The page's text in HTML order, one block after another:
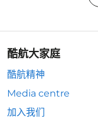
酷航大家庭
酷航精神
Media centre
加入我们